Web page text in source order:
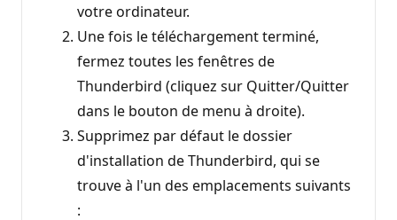
votre ordinateur.
Une fois le téléchargement terminé,
fermez toutes les fenêtres de
Thunderbird (cliquez sur Quitter/Quitter
dans le bouton de menu à droite).
Supprimez par défaut le dossier
d'installation de Thunderbird, qui se
trouve à l'un des emplacements suivants
: